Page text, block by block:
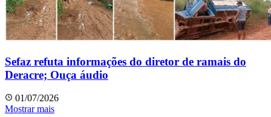
Sefaz refuta informações do diretor de ramais do
Deracre; Ouça áudio
01/07/2026
Mostrar mais